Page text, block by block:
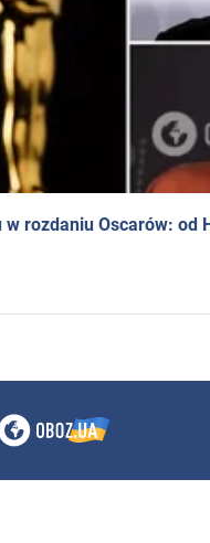
w rozdaniu Oscarów: od